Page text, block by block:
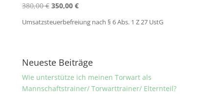
380,00€ Ursprünglicher
350,00 €Aktueller
ist:
Umsatzsteuerbefreiung nach § 6 Abs. 1 Z 27 UstG
Neueste Beiträge
Wie unterstütze ich meinen Torwart als
Mannschaftstrainer/ Torwarttrainer/ Elternteil?